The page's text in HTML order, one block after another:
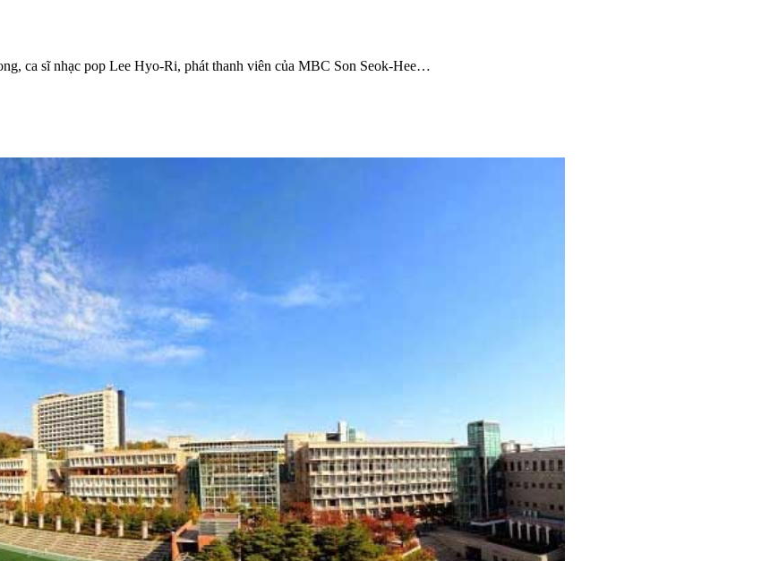
ca sĩ nhạc pop Lee Hyo-Ri, phát thanh viên của MBC Son Seok-Hee…